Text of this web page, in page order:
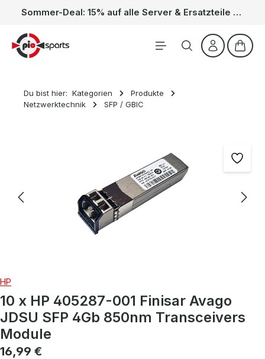
Zum Hauptinhalt springen Sommer-Deal: 15% auf alle Server & Ersatzteile – Kein Code nötig, der Rabatt wird automatisch im Warenkorb abgezogen. Gültig vom 01.06. bis 31.08.
Du bist hier: Kategorien
Produkte
Netzwerktechnik
SFP / GBIC
HP
10 x HP 405287-001 Finisar Avago
JDSU SFP 4Gb 850nm Transceivers
Module
Regulärer Preis:
16,99 €